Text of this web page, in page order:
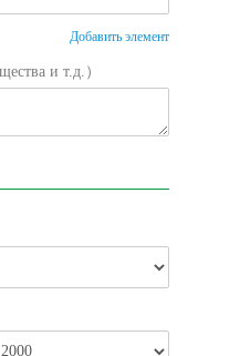
Добавить элемент
и т.д.）